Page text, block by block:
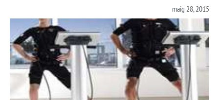
maig 28, 2015